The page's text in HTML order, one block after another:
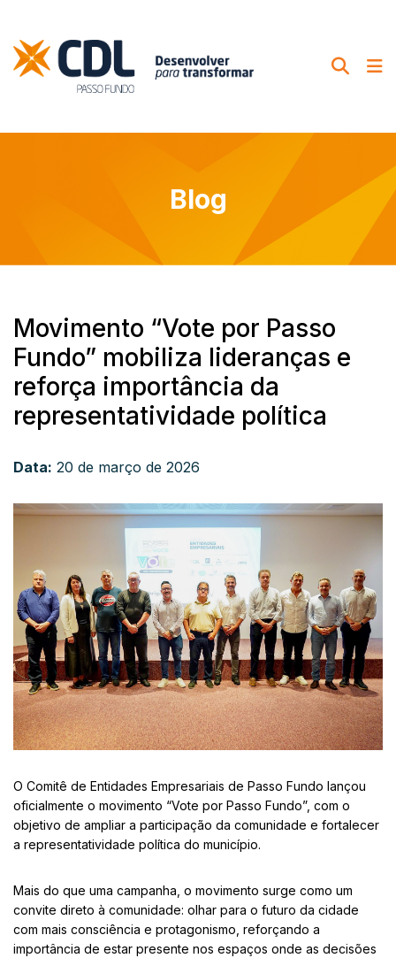
Blog
Movimento “Vote por Passo
Fundo” mobiliza lideranças e
reforça importância da
representatividade política
Data: 20 de março de 2026
O Comitê de Entidades Empresariais de Passo Fundo lançou
oficialmente o movimento “Vote por Passo Fundo”, com o
objetivo de ampliar a participação da comunidade e fortalecer
a representatividade política do município.
Mais do que uma campanha, o movimento surge como um
convite direto à comunidade: olhar para o futuro da cidade
com mais consciência e protagonismo, reforçando a
importância de estar presente nos espaços onde as decisões